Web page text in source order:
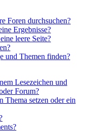
Foren durchsuchen?
Ergebnisse?
leere Seite?
und Themen finden?
Lesezeichen und
Forum?
Thema setzen oder ein